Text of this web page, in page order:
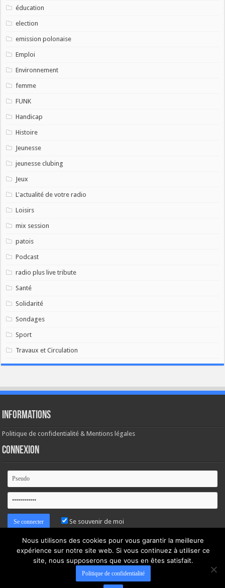
éducation
election
emission polonaise
Emploi
Environnement
femme
FUNK
Handicap
Histoire
Jeunesse
jeunesse clubing
Jeux
L'actualité de votre radio
Loisirs
mix session
patois
Podcast
radio plus live tribute
Santé
Solidarité
Sondages
Sport
Travaux et Circulation
Informations
Politique de confidentialité & Mentions légales
Connexion
Se souvenir de moi
Mot de passe oublié ?
Nous utilisons des cookies pour vous garantir la meilleure
expérience sur notre site web. Si vous continuez à utiliser ce
site, nous supposerons que vous en êtes satisfait.
Politique de confidentialité